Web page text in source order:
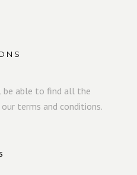
able to find all the
terms and conditions.